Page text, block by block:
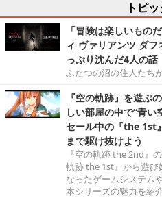
トピッ
「冒険は楽しいもの
ィ ヴァリアンツ ダ
っぷり沈んだ4人の話
ふたつの沼の住人たち
『空の軌跡』を遊ぶ
しい部屋の中で“青
セール中の『the 1st
まで駆け抜けよう
『空の軌跡 the 2nd』
軌跡 the 1st』から遊び
なったゲームシステム
本シリーズの魅力を紹